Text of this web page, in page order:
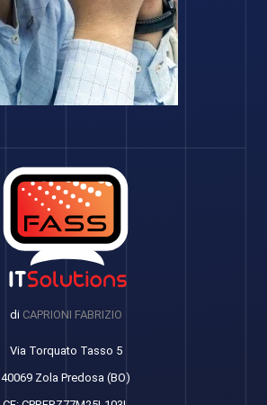
di CAPRIONI FABRIZIO
Via Torquato Tasso 5
40069 Zola Predosa (BO)